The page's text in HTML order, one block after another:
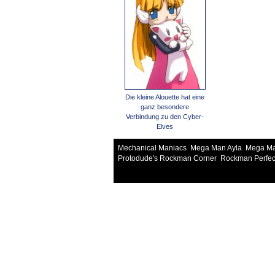
Die kleine Alouette hat eine
ganz besondere
Verbindung zu den Cyber-
Elves
Mechanical Maniacs Mega Man Ayla Mega
Protodude's Rockman Corner
Rockman